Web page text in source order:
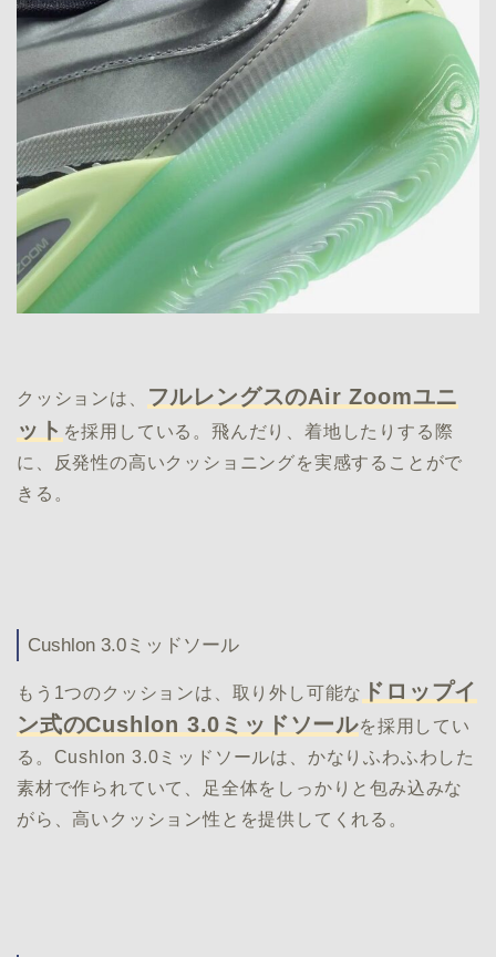
クッションは、
フルレングスのAir Zoomユニ
ット を採用している。飛んだり、着地したりする際
に、反発性の高いクッショニングを実感することがで
きる。
Cushlon 3.0ミッドソール
もう1つのクッションは、取り外し可能な
ドロップイ
ン式のCushlon 3.0ミッドソールを採用してい
る。Cushlon 3.0ミッドソールは、かなりふわふわした
素材で作られていて、足全体をしっかりと包み込みな
がら、高いクッション性とを提供してくれる。